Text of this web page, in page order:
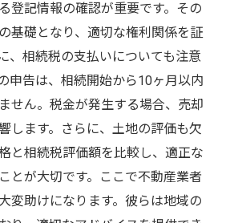
登記情報の確認が重要です。その
基礎となり、適切な権利関係を証
、相続税の支払いについても注意
申告は、相続開始から10ヶ月以内
せん。税金が発生する場合、売却
します。さらに、土地の評価も欠
と相続税評価額を比較し、適正な
とが大切です。ここで不動産業者
変助けになります。彼らは地域の